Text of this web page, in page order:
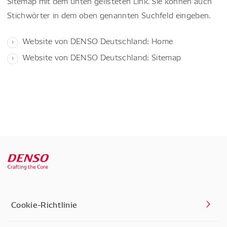
Stichwörter in dem oben genannten Suchfeld eingeben.
Website von DENSO Deutschland: Home
Website von DENSO Deutschland: Sitemap
Cookie-Richtlinie